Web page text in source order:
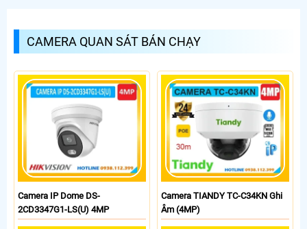
CAMERA QUAN SÁT BÁN CHẠY
Camera IP Dome DS-
2CD3347G1-LS(U) 4MP
Camera TIANDY TC-C34KN Ghi
Âm (4MP)